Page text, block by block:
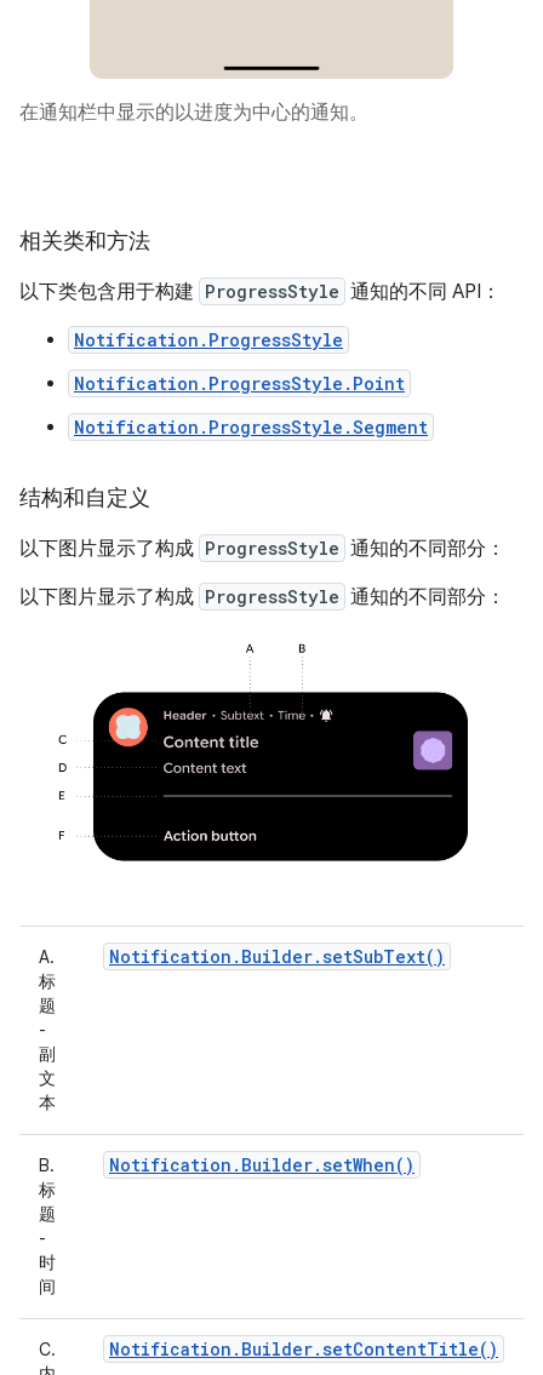
在通知栏中显示的以进度为中心的通知。
相关类和方法
以下类包含用于构建 ProgressStyle 通知的不同 API：
Notification.ProgressStyle
Notification.ProgressStyle.Point
Notification.ProgressStyle.Segment
结构和自定义
以下图片显示了构成 ProgressStyle 通知的不同部分：
以下图片显示了构成 ProgressStyle 通知的不同部分：
A.
标
题
-
副
文
本
Notification.Builder.setSubText()
B.
标
题
-
时
间
Notification.Builder.setWhen()
C.
Notification.Builder.setContentTitle()